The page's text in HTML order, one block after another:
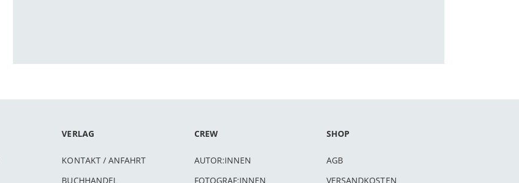
VERLAG
KONTAKT / ANFAHRT
BUCHHANDEL
CREW
AUTOR:INNEN
FOTOGRAF:INNEN
SHOP
AGB
VERSANDKOSTEN